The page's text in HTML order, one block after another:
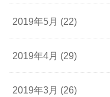
2019年5月 (22)
2019年4月 (29)
2019年3月 (26)